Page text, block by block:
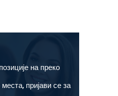
на преко
пријави се за